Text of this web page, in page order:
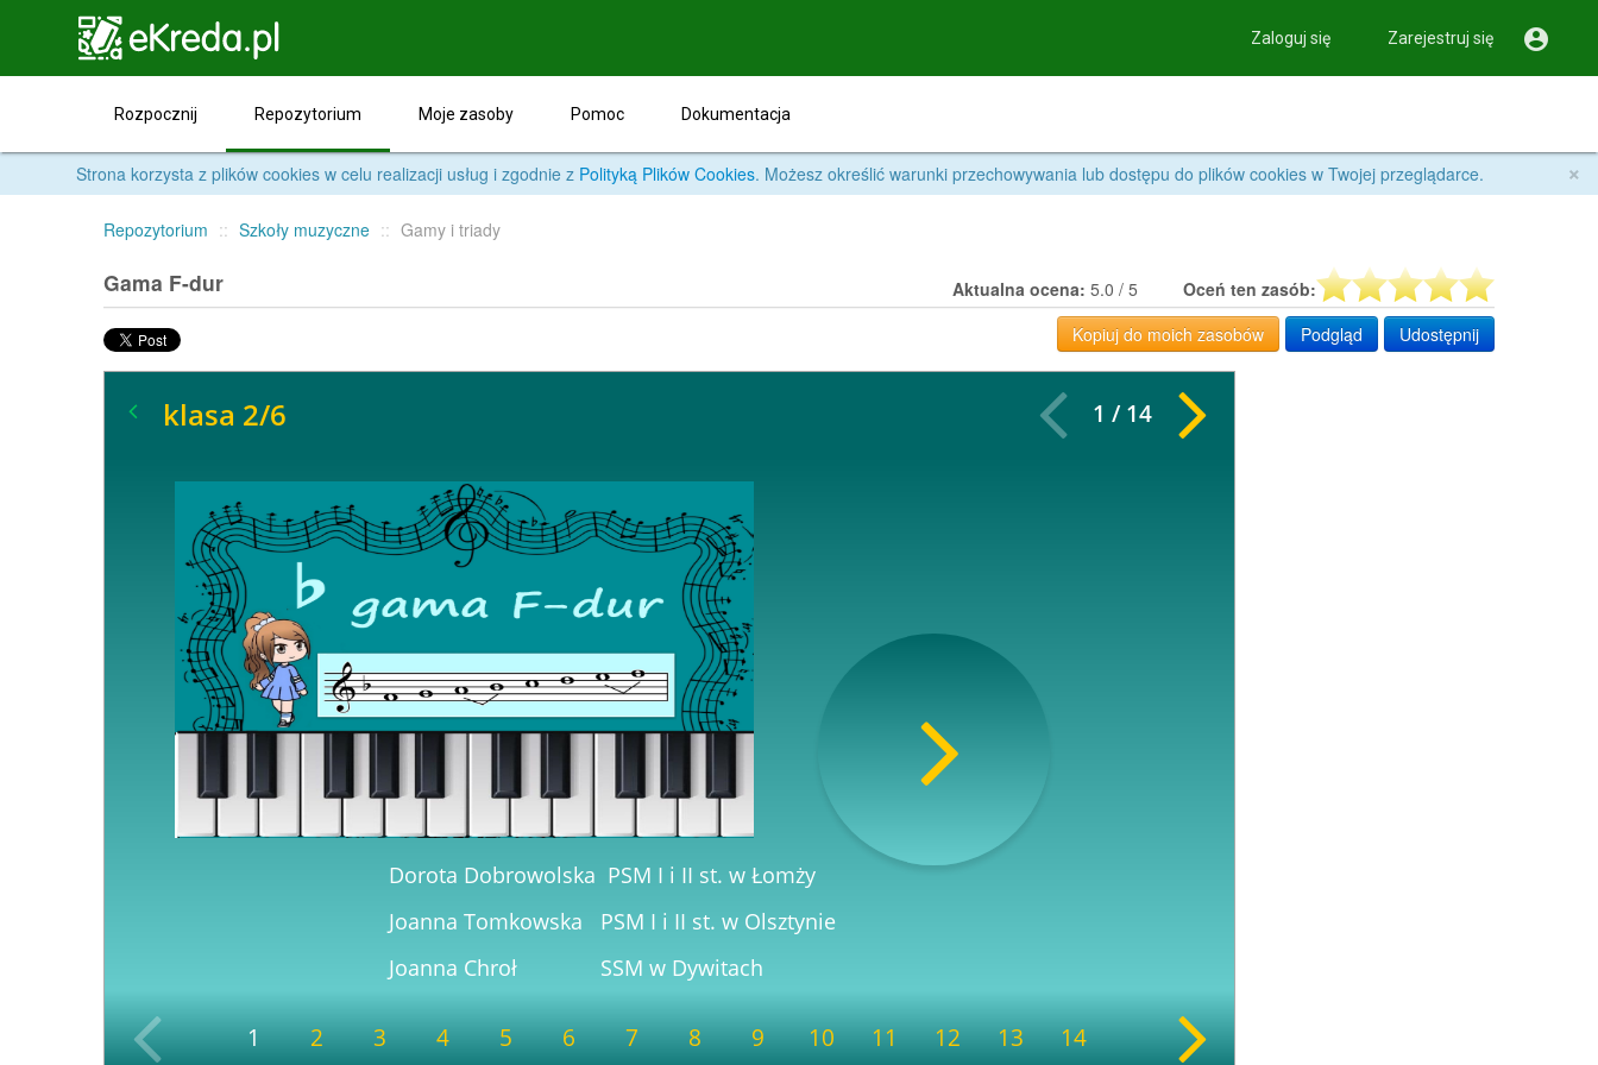
Zaloguj się Zarejestruj się 
Rozpocznij Repozytorium Moje zasoby Pomoc Dokumentacja